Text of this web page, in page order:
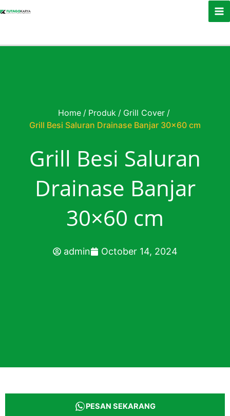
Home / Produk / Grill Cover /
Grill Besi Saluran Drainase Banjar 30×60 cm
Grill Besi Saluran
Drainase Banjar
30×60 cm
admin October 14, 2024
PESAN SEKARANG